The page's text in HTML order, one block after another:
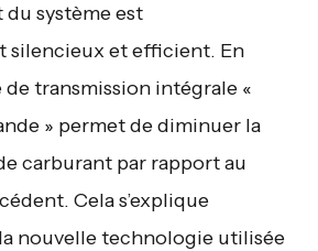
système est
silencieux et efficient. En
transmission intégrale «
» permet de diminuer la
carburant par rapport au
Cela s’explique
nouvelle technologie utilisée